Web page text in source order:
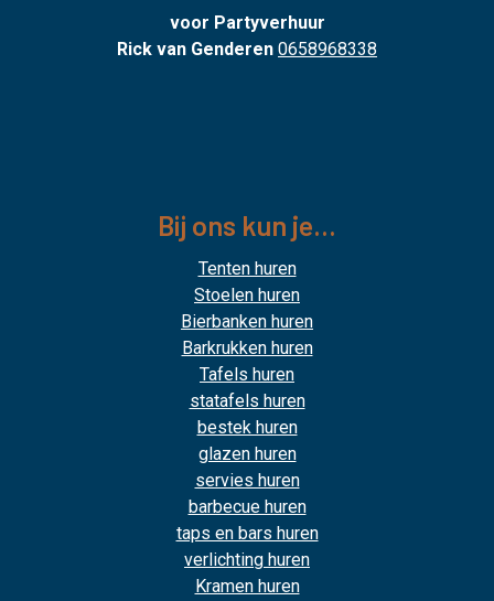
voor Partyverhuur
Rick van Genderen 0658968338
Bij ons kun je...
Tenten huren
Stoelen huren
Bierbanken huren
Barkrukken huren
Tafels huren
statafels huren
bestek huren
glazen huren
servies huren
barbecue huren
taps en bars huren
verlichting huren
Kramen huren